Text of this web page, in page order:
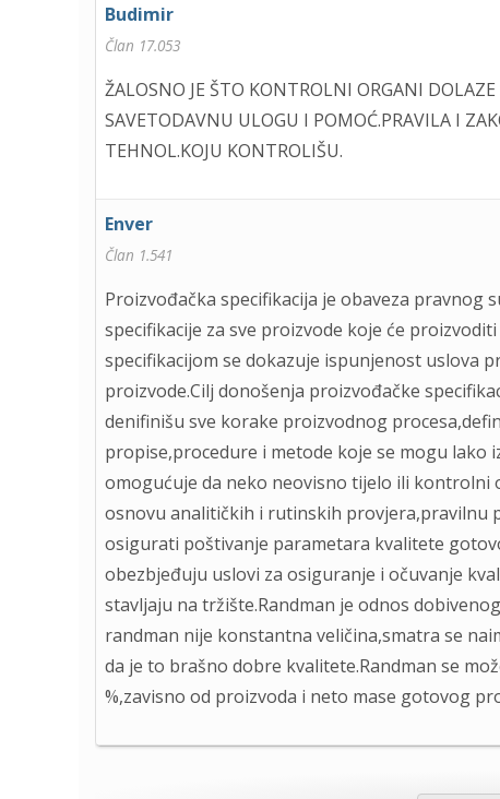
Budimir
Član 17.053
ŽALOSNO JE ŠTO KONTROLNI ORGANI
SAVETODAVNU ULOGU I POMOĆ.PRAVILA I
TEHNOL.KOJU KONTROLIŠU.
Enver
Član 1.541
Proizvođačka specifikacija je obaveza pravnog
specifikacije za sve proizvode koje će
specifikacijom se dokazuje ispunjenost uslova
proizvode.Cilj donošenja proizvođačke
denifinišu sve korake proizvodnog
propise,procedure i metode koje se mogu lako
omogućuje da neko neovisno tijelo ili
osnovu analitičkih i rutinskih provjera,pravilnu
osigurati poštivanje parametara kvalitete
obezbjeđuju uslovi za osiguranje i očuvanje
stavljaju na tržište.Randman je odnos
randman nije konstantna veličina,smatra se
da je to brašno dobre kvalitete.Randman se
%,zavisno od proizvoda i neto mase gotovog